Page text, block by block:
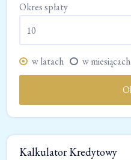
Okres spłaty
w latach w miesiącach
Kalkulator Kredytowy